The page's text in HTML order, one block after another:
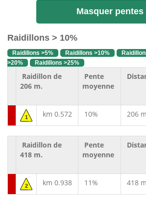
Masquer pentes
Raidillons > 10%
Raidillons >5% Raidillons >10%
>20%
Raidillons >25%
Raidillon de
206 m.
Pente
moyenne
1 km 0.572 10% 206 m
Raidillon de
418 m.
Pente
moyenne
2 km 0.938 11% 418 m